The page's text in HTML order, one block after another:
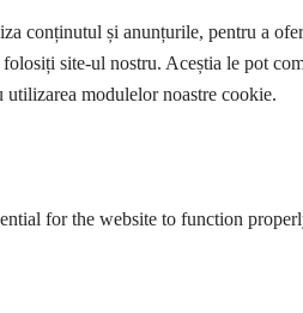
conținutul și anunțurile, pentru a
site-ul nostru. Aceștia le pot
modulelor noastre cookie.
for the website to function